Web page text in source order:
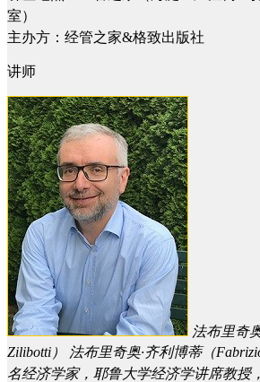
室）
主办方：经管之家&格致出版社
讲师
法布里奇
Zilibotti）
法布里奇奥·齐利博蒂（
名经济学家，耶鲁大学经济学讲席教授